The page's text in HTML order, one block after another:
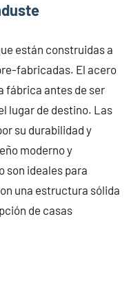
están construidas a
fabricadas. El acero
fábrica antes de ser
lugar de destino. Las
su durabilidad y
moderno y
son ideales para
una estructura sólida
de casas